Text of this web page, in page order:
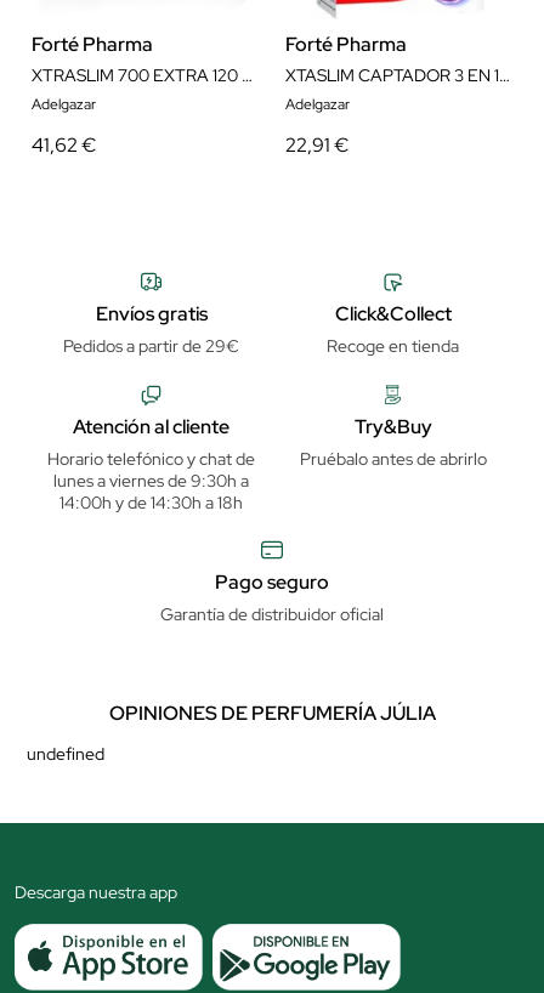
Forté Pharma
XTRASLIM 700 EXTRA 120 CÁPSULAS
Adelgazar
41,62 €
Forté Pharma
XTASLIM CAPTADOR 3 EN 1, PROGRAMA 15 DÍAS 60 CAP
Adelgazar
22,91 €
Envíos gratis
Pedidos a partir de 29€
Click&Collect
Recoge en tienda
Atención al cliente
Horario telefónico y chat de
lunes a viernes de 9:30h a
14:00h y de 14:30h a 18h
Try&Buy
Pruébalo antes de abrirlo
Pago seguro
Garantía de distribuidor oficial
OPINIONES DE PERFUMERÍA JÚLIA
undefined
Descarga nuestra app